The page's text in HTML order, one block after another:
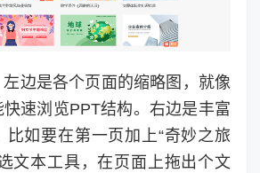
边是各个页面的缩略图，就像
速浏览PPT结构。右边是丰富
比如要在第一页加上“奇妙之旅
文本工具，在页面上拖出个文